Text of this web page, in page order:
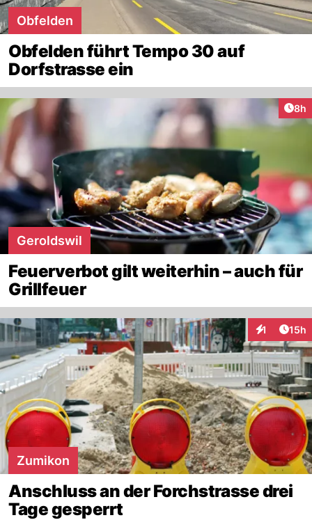
Obfelden
Obfelden führt Tempo 30 auf
Dorfstrasse ein
8h
Geroldswil
Feuerverbot gilt weiterhin – auch für
Grillfeuer
1 15h
Zumikon
Anschluss an der Forchstrasse drei
Tage gesperrt